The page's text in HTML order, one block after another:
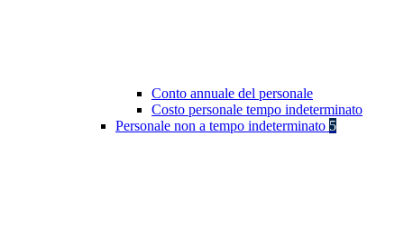
Conto annuale del personale
Costo personale tempo indeterminato
Personale non a tempo indeterminato 5